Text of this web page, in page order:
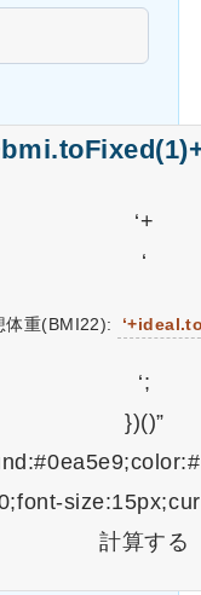
‘+
‘
体重(BMI22):
‘;
})()”
計算する